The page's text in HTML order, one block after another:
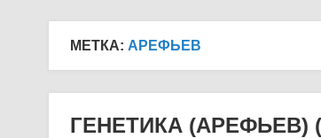
МЕТКА: АРЕФЬЕВ
ГЕНЕТИКА (АРЕФЬЕВ)